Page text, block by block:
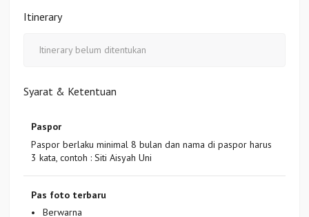
Itinerary
Itinerary belum ditentukan
Syarat & Ketentuan
Paspor
Paspor berlaku minimal 8 bulan dan nama di paspor harus
3 kata, contoh : Siti Aisyah Uni
Pas foto terbaru
Berwarna